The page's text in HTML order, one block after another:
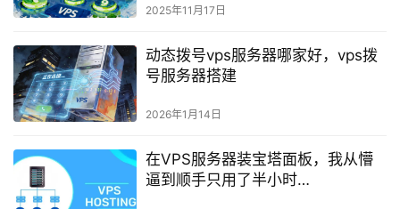
2025年11月17日
动态拨号vps服务器哪家好，vps拨
号服务器搭建
2026年1月14日
在VPS服务器装宝塔面板，我从懵
逼到顺手只用了半小时